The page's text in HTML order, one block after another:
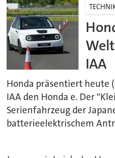
IAA
Honda präsentiert heute
IAA den Honda e. Der
Serienfahrzeug der
batterieelektrischem